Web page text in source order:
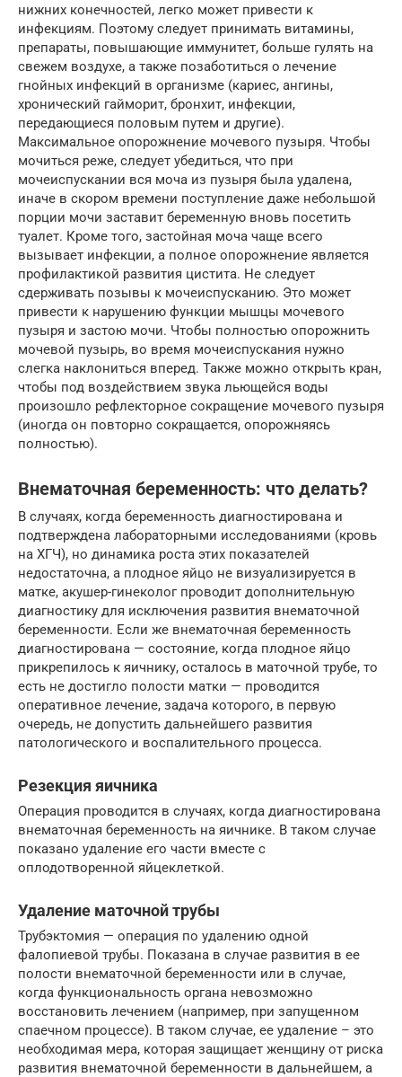
нижних конечностей, легко может привести к
инфекциям. Поэтому следует принимать витамины,
препараты, повышающие иммунитет, больше гулять на
свежем воздухе, а также позаботиться о лечение
гнойных инфекций в организме (кариес, ангины,
хронический гайморит, бронхит, инфекции,
передающиеся половым путем и другие).
Максимальное опорожнение мочевого пузыря. Чтобы
мочиться реже, следует убедиться, что при
мочеиспускании вся моча из пузыря была удалена,
иначе в скором времени поступление даже небольшой
порции мочи заставит беременную вновь посетить
туалет. Кроме того, застойная моча чаще всего
вызывает инфекции, а полное опорожнение является
профилактикой развития цистита. Не следует
сдерживать позывы к мочеиспусканию. Это может
привести к нарушению функции мышцы мочевого
пузыря и застою мочи. Чтобы полностью опорожнить
мочевой пузырь, во время мочеиспускания нужно
слегка наклониться вперед. Также можно открыть кран,
чтобы под воздействием звука льющейся воды
произошло рефлекторное сокращение мочевого пузыря
(иногда он повторно сокращается, опорожняясь
полностью).
Внематочная беременность: что делать?
В случаях, когда беременность диагностирована и
подтверждена лабораторными исследованиями (кровь
на ХГЧ), но динамика роста этих показателей
недостаточна, а плодное яйцо не визуализируется в
матке, акушер-гинеколог проводит дополнительную
диагностику для исключения развития внематочной
беременности. Если же внематочная беременность
диагностирована — состояние, когда плодное яйцо
прикрепилось к яичнику, осталось в маточной трубе, то
есть не достигло полости матки — проводится
оперативное лечение, задача которого, в первую
очередь, не допустить дальнейшего развития
патологического и воспалительного процесса.
Резекция яичника
Операция проводится в случаях, когда диагностирована
внематочная беременность на яичнике. В таком случае
показано удаление его части вместе с
оплодотворенной яйцеклеткой.
Удаление маточной трубы
Трубэктомия — операция по удалению одной
фалопиевой трубы. Показана в случае развития в ее
полости внематочной беременности или в случае,
когда функциональность органа невозможно
восстановить лечением (например, при запущенном
спаечном процессе). В таком случае, ее удаление – это
необходимая мера, которая защищает женщину от риска
развития внематочной беременности в дальнейшем, а